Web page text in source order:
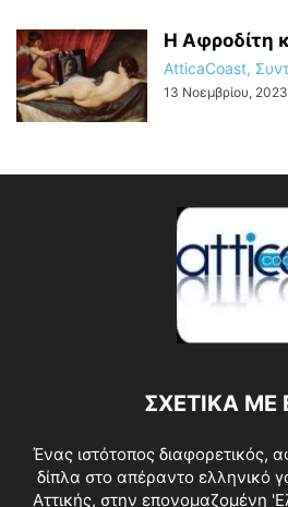
Η Αφροδίτη
AtticaCoast,
13 Νοεμβρίου, 2023
ΣΧΕΤΙΚΑ ΜΕ
Ένας ιστότοπος διαφορετικός,
δίπλα στο απέραντο ελληνικό
Αττικής, στην επονομαζομένη